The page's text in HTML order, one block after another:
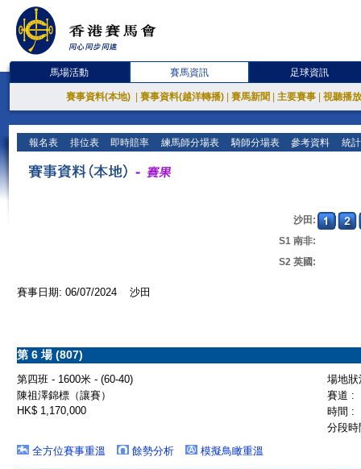
馬場活動 賽馬資訊 足球資訊
賽事資料(本地) 賽事資料(越洋轉播) 賽馬新聞 主要賽事 視聽播
報名表 排位表 即時賠率 練馬師分場表 騎師分場表 參考資料 統
沙田:
S1 南非:
S2 英國:
賽事日期: 06/07/2024 沙田
第 6 場 (807)
第四班 - 1600米 - (60-40)
場地
陳祖澤錦標（讓賽）
賽道 :
HK$ 1,170,000
時間 :
分段
全方位賽事重溫
餘勢分析 模擬鳥瞰重溫